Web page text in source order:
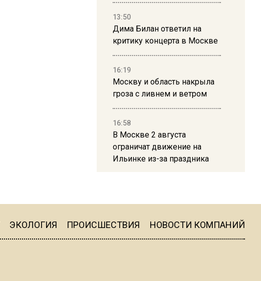
13:50
Дима Билан ответил на
критику концерта в Москве
16:19
Москву и область накрыла
гроза с ливнем и ветром
16:58
В Москве 2 августа
ограничат движение на
Ильинке из-за праздника
Telegram после обвинений
ЭКОЛОГИЯ ПРОИСШЕСТВИЯ НОВОСТИ КОМПАНИЙ